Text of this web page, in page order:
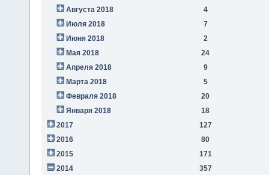
Августа 2018
4
Июля 2018
7
Июня 2018
2
Мая 2018
24
Апреля 2018
9
Марта 2018
5
Февраля 2018
20
Января 2018
18
2017
127
2016
80
2015
171
2014
357